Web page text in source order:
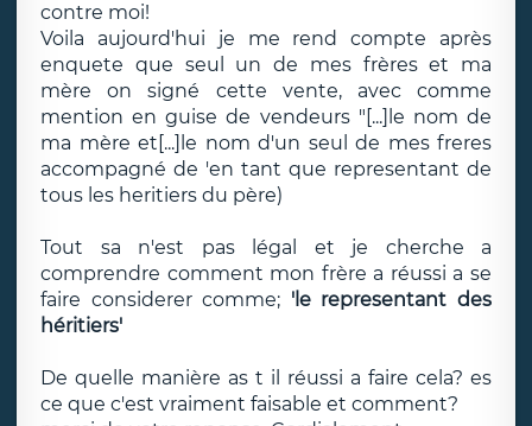
contre moi!
Voila aujourd'hui je me rend compte après
enquete que seul un de mes frères et ma
mère on signé cette vente, avec comme
mention en guise de vendeurs "[...]le nom de
ma mère et[...]le nom d'un seul de mes freres
accompagné de 'en tant que representant de
tous les heritiers du père)
Tout sa n'est pas légal et je cherche a
comprendre comment mon frère a réussi a se
faire considerer comme; 'le representant des
héritiers'
De quelle manière as t il réussi a faire cela? es
ce que c'est vraiment faisable et comment?